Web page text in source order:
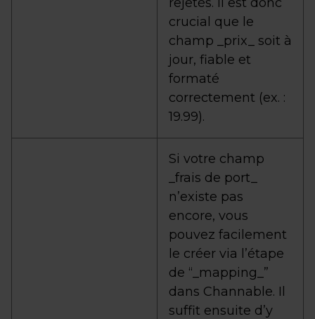
crucial que le
champ _prix_ soit à
jour, fiable et
formaté
correctement (ex. :
19.99).
Si votre champ
_frais de port_
n’existe pas
encore, vous
pouvez facilement
le créer via l’étape
de “_mapping_”
dans Channable. Il
suffit ensuite d’y